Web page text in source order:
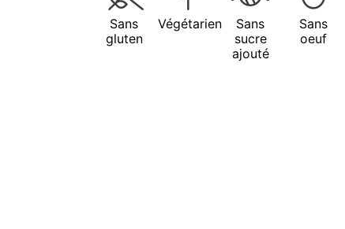
Sans
gluten
Végétarien
Sans
sucre
ajouté
Sans
oeuf